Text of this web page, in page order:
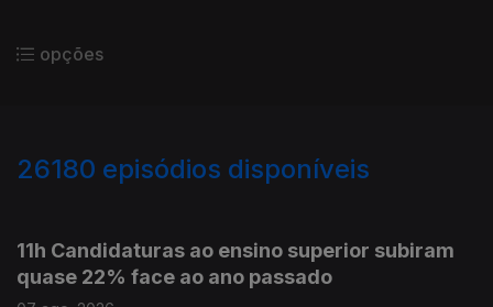
opções
26180 episódios disponíveis
11h Candidaturas ao ensino superior subiram
quase 22% face ao ano passado